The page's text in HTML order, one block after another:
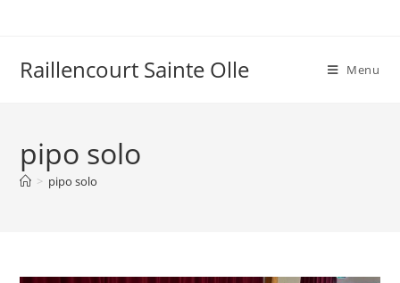
Raillencourt Sainte Olle Menu
pipo solo
> pipo solo